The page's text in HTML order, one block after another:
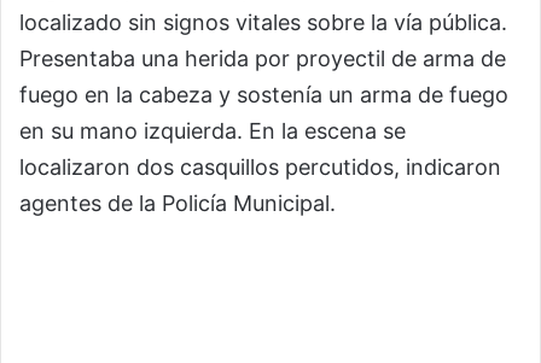
localizado sin signos vitales sobre la vía pública.
Presentaba una herida por proyectil de arma de
fuego en la cabeza y sostenía un arma de fuego
en su mano izquierda. En la escena se
localizaron dos casquillos percutidos, indicaron
agentes de la Policía Municipal.